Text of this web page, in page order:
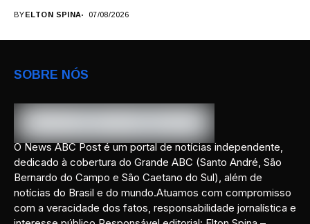
BY ELTON SPINA 07/08/2026
SOBRE NÓS
O News ABC Post é um portal de notícias independente,
dedicado à cobertura do Grande ABC (Santo André, São
Bernardo do Campo e São Caetano do Sul), além de
notícias do Brasil e do mundo.Atuamos com compromisso
com a veracidade dos fatos, responsabilidade jornalística e